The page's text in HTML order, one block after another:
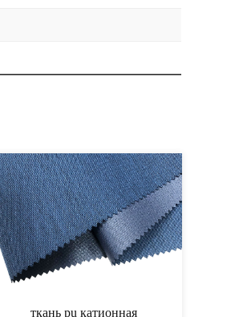
ткань
катионная ткань